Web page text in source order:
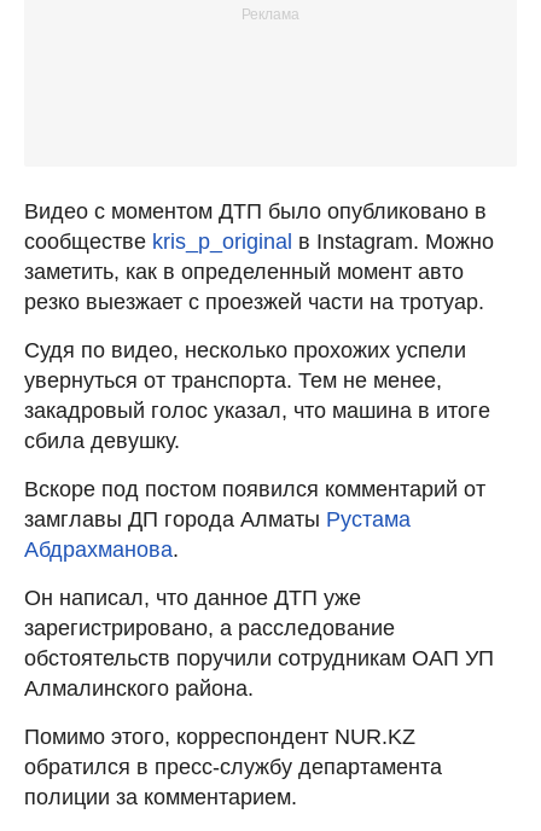
Видео с моментом ДТП было опубликовано в
сообществе kris_p_original в Instagram. Можно
заметить, как в определенный момент авто
резко выезжает с проезжей части на тротуар.
Судя по видео, несколько прохожих успели
увернуться от транспорта. Тем не менее,
закадровый голос указал, что машина в итоге
сбила девушку.
Вскоре под постом появился комментарий от
замглавы ДП города Алматы Рустама
Абдрахманова.
Он написал, что данное ДТП уже
зарегистрировано, а расследование
обстоятельств поручили сотрудникам ОАП УП
Алмалинского района.
Помимо этого, корреспондент NUR.KZ
обратился в пресс-службу департамента
полиции за комментарием.